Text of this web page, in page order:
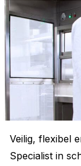
Veilig, flexibel
Specialist in